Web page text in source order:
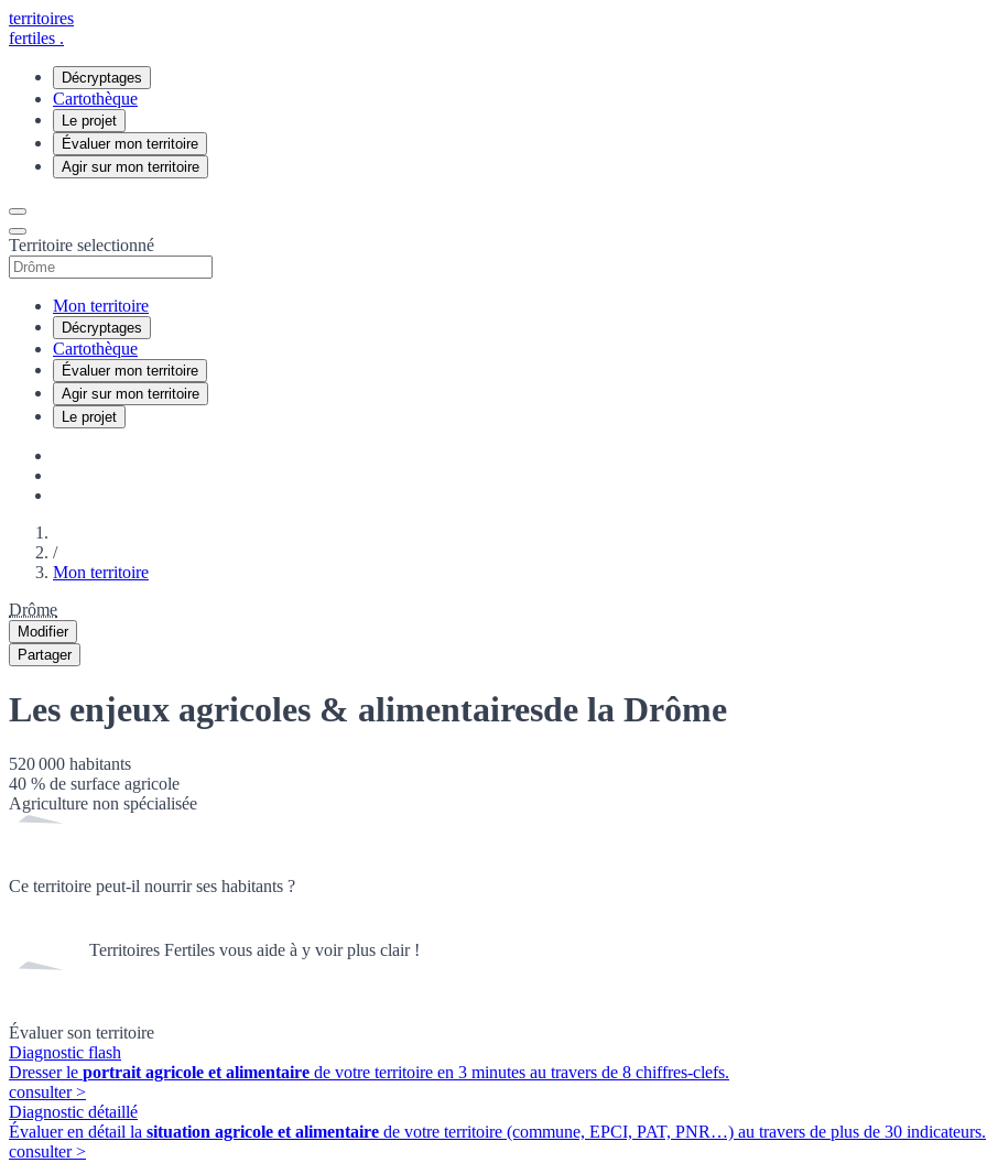
territoires
fertiles .
Décryptages
Cartothèque
Le projet
Évaluer mon territoire
Agir sur mon territoire
Territoire selectionné
Mon territoire
Décryptages
Cartothèque
Évaluer mon territoire
Agir sur mon territoire
Le projet
/
Mon territoire
Drôme
Modifier
Partager
Les enjeux agricoles & alimentairesde la Drôme
520 000 habitants
40 % de surface agricole
Agriculture non spécialisée
Ce territoire peut-il nourrir ses habitants ?
Territoires Fertiles vous aide à y voir plus clair !
Évaluer son territoire
Diagnostic flash
Dresser le portrait agricole et alimentaire de votre territoire en 3 minutes au travers de 8 chiffres-clefs.
consulter>
Diagnostic détaillé
Évaluer en détail la situation agricole et alimentaire de votre territoire (commune, EPCI, PAT, PNR…) au travers de plus de 30 indicateurs.
consulter>